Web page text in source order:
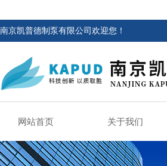
南京凯普德制泵有限公司欢迎您！
网站首页 关于我们